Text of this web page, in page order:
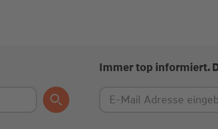
Immer top informiert.